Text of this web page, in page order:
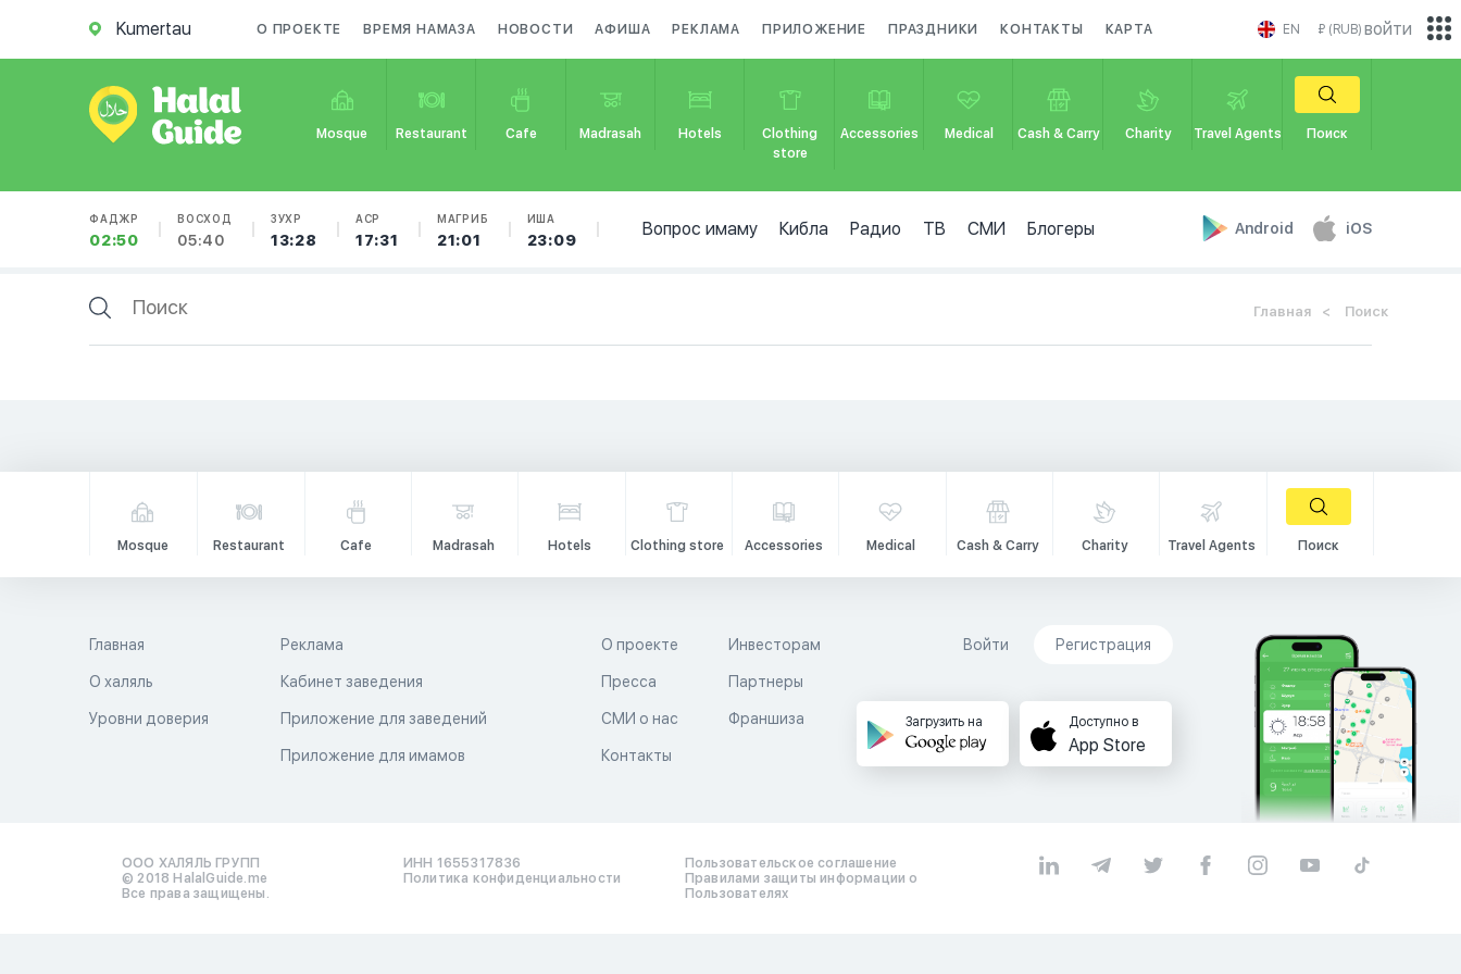
Kumertau О ПРОЕКТЕ ВРЕМЯ НАМАЗА НОВОСТИ АФИША РЕКЛАМА ПРИЛОЖЕНИЕ ПРАЗДНИКИ КОНТАКТЫ КАРТА EN ₽ (RUB)
Mosque Restaurant Cafe Madrasah Hotels
Clothing
store
Accessories Medical Cash & Carry Charity Travel Agents Поиск
ФАДЖР
02:50
ВОСХОД
05:40
ЗУХР
13:28
АСР
17:31
МАГРИБ
21:01
ИША
23:09
Вопрос имаму Кибла Радио ТВ СМИ Блогеры Android iOS
войти
Главная Поиск
Mosque Restaurant Cafe Madrasah Hotels Clothing store Accessories Medical Cash & Carry Charity Travel Agents Поиск
Главная
О халяль
Уровни доверия
Реклама
Кабинет заведения
Приложение для заведений
Приложение для имамов
О проекте
Пресса
СМИ о нас
Контакты
Инвесторам
Партнеры
Франшиза
Войти Регистрация
Загрузить на Доступно в
App Store
ООО ХАЛЯЛЬ ГРУПП
© 2018 HalalGuide.me
Все права защищены.
ИНН 1655317836
Политика конфиденциальности
Пользовательское соглашение
Правилами защиты информации о
Пользователях